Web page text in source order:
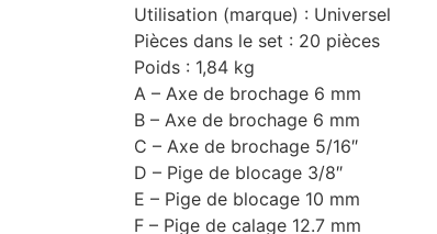
Utilisation (marque) : Universel
Pièces dans le set : 20 pièces
Poids : 1,84 kg
A – Axe de brochage 6 mm
B – Axe de brochage 6 mm
C – Axe de brochage 5/16″
D – Pige de blocage 3/8″
E – Pige de blocage 10 mm
F – Pige de calage 12.7 mm